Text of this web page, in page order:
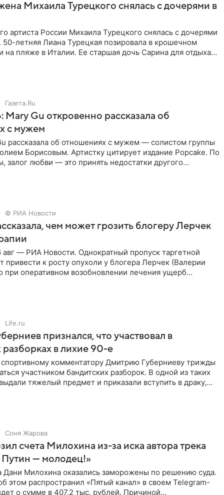
Михаила Турецкого снялась с дочерями в
артиста России Михаила Турецкого снялась с дочерями
50-летняя Лиана Турецкая позировала в крошечном
на пляже в Италии. Ее старшая дочь Сарина для отдыха
Газета.Ru
Mary Gu откровенно рассказала об
с мужем
рассказала об отношениях с мужем — солистом группы
Борисовым. Артистку цитирует издание Popcake. По
залог любви — это принять недостатки другого
© РИА Новости
чем может грозить блогеру Лерчек
— РИА Новости. Однократный пропуск таргетной
привести к росту опухоли у блогера Лерчек (Валерии
при оперативном возобновлении лечения ущерб
Life.ru
признался, что участвовал в
разборках в лихие 90-е
комментатору Дмитрию Губерниеву трижды
участником бандитских разборок. В одной из таких
тяжелый предмет и приказали вступить в драку,
Соня Жарова
счета Милохина из-за иска автора трека
— молодец!»
Дани Милохина оказались заморожены по решению суда.
этом распространил «Пятый канал» в своем Telegram-
о сумме в 407,2 тыс. рублей. Причиной